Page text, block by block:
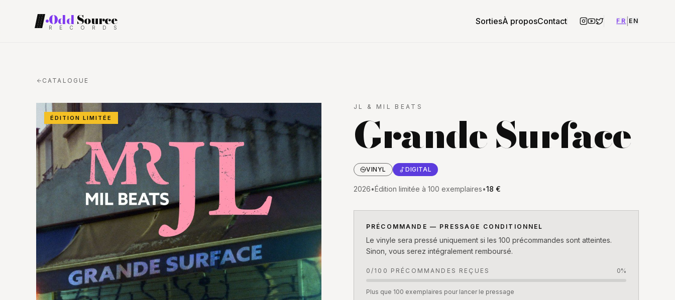
OddSource
R E C O R D
RECORDS S
SortiesÀ proposContact FR| EN
CATALOGUE
ÉDITION LIMITÉE
JL & MIL BEATS
Grande Surface
VINYL DIGITAL
2026•Édition limitée à 100 exemplaires•18 €
PRÉCOMMANDE — PRESSAGE CONDITIONNEL
Le vinyle sera pressé uniquement si les 100 précommandes sont atteintes.
Sinon, vous serez intégralement remboursé.
0/100 PRÉCOMMANDES REÇUES 0%
Plus que 100 exemplaires pour lancer le pressage